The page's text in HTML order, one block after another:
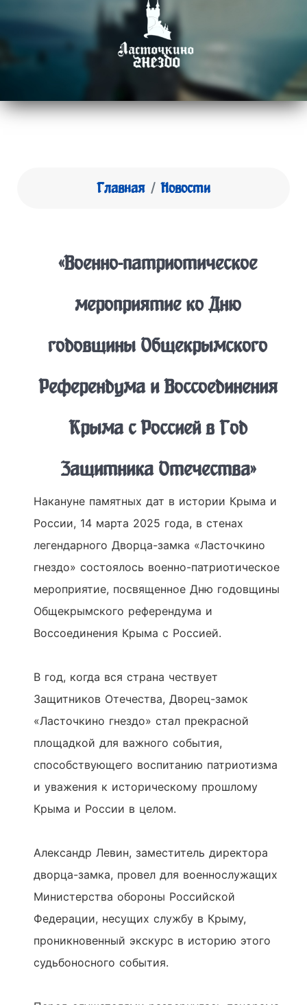
Главная Новости
«Военно-патриотическое
мероприятие ко Дню
годовщины Общекрымского
Референдума и Воссоединения
Крыма с Россией в Год
Защитника Отечества»
Накануне памятных дат в истории Крыма и
России, 14 марта 2025 года, в стенах
легендарного Дворца-замка «Ласточкино
гнездо» состоялось военно-патриотическое
мероприятие, посвященное Дню годовщины
Общекрымского референдума и
Воссоединения Крыма с Россией.
В год, когда вся страна чествует
Защитников Отечества, Дворец-замок
«Ласточкино гнездо» стал прекрасной
площадкой для важного события,
способствующего воспитанию патриотизма
и уважения к историческому прошлому
Крыма и России в целом.
Александр Левин, заместитель директора
дворца-замка, провел для военнослужащих
Министерства обороны Российской
Федерации, несущих службу в Крыму,
проникновенный экскурс в историю этого
судьбоносного события.